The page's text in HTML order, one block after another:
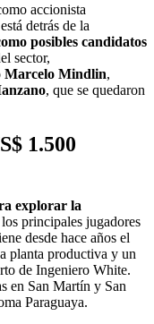
accionista
detrás de la
posibles candidatos
sector,
Marcelo Mindlin,
, que se quedaron
1.500
explorar la
principales jugadores
desde hace años el
planta productiva y un
de Ingeniero White.
en San Martín y San
Paraguaya.